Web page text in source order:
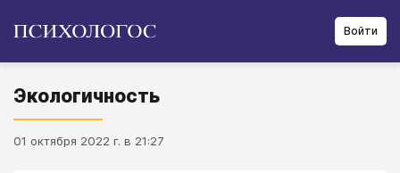
Войти
Экологичность
01 октября 2022 г. в 21:27